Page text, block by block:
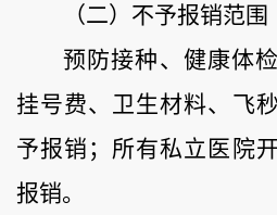
（二） 不予报销范围
预防接种、健康体
挂号费、卫生材料、飞
予报销；所有私立医院
报销。